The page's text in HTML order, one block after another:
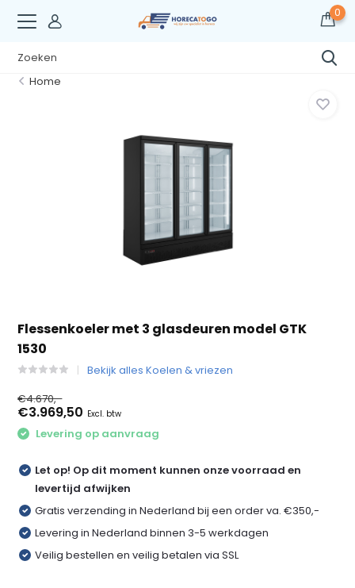
0
Home
Flessenkoeler met 3 glasdeuren model GTK
1530
Bekijk alles Koelen & vriezen
€4.670,-
€3.969,50 Excl. btw
Levering op aanvraag
Let op! Op dit moment kunnen onze voorraad en
levertijd afwijken
Gratis verzending in Nederland bij een order va. €350,-
Levering in Nederland binnen 3-5 werkdagen
Veilig bestellen en veilig betalen via SSL